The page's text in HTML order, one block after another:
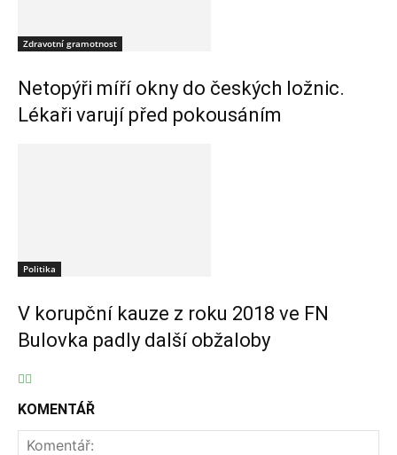
Zdravotní gramotnost
Netopýři míří okny do českých ložnic.
Lékaři varují před pokousáním
Politika
V korupční kauze z roku 2018 ve FN
Bulovka padly další obžaloby
KOMENTÁŘ